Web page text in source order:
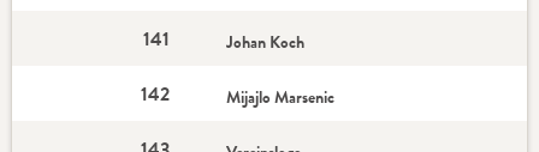
141 Johan Koch
142 Mijajlo Marsenic